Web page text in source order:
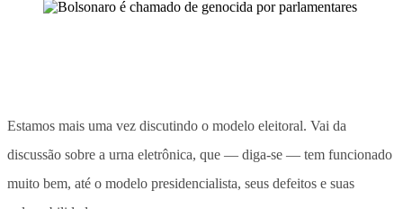
Estamos mais uma vez discutindo o modelo eleitoral. Vai da
discussão sobre a urna eletrônica, que — diga-se — tem funcionado
muito bem, até o modelo presidencialista, seus defeitos e suas